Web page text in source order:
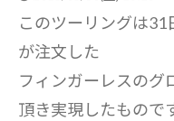
このツーリングは
が注文した
フィンガーレスのグ
頂き実現したもので